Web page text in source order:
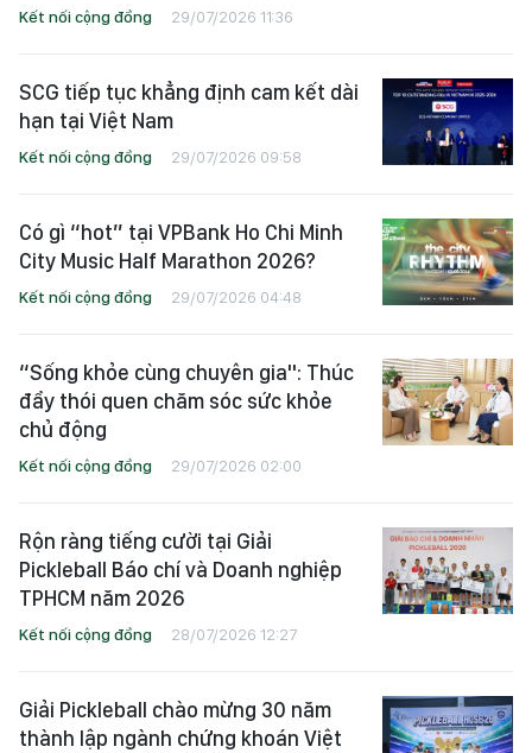
Kết nối cộng đồng 29/07/2026 11:36
SCG tiếp tục khẳng định cam kết dài
hạn tại Việt Nam
Kết nối cộng đồng 29/07/2026 09:58
Có gì “hot” tại VPBank Ho Chi Minh
City Music Half Marathon 2026?
Kết nối cộng đồng 29/07/2026 04:48
“Sống khỏe cùng chuyên gia": Thúc
đẩy thói quen chăm sóc sức khỏe
chủ động
Kết nối cộng đồng 29/07/2026 02:00
Rộn ràng tiếng cười tại Giải
Pickleball Báo chí và Doanh nghiệp
TPHCM năm 2026
Kết nối cộng đồng 28/07/2026 12:27
Giải Pickleball chào mừng 30 năm
thành lập ngành chứng khoán Việt